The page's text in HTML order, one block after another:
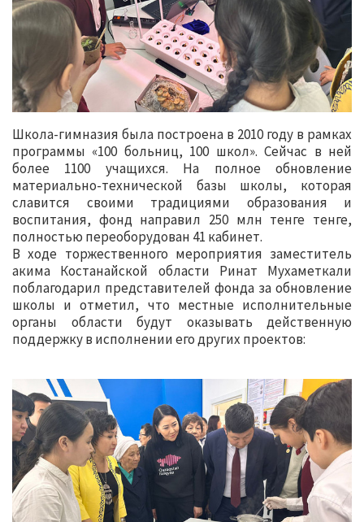
Школа-гимназия была построена в 2010 году в рамках
программы «100 больниц, 100 школ». Сейчас в ней
более 1100 учащихся. На полное обновление
материально-технической базы школы, которая
славится своими традициями образования и
воспитания, фонд направил 250 млн тенге тенге,
полностью переоборудован 41 кабинет.
В ходе торжественного мероприятия заместитель
акима Костанайской области Ринат Мухаметкали
поблагодарил представителей фонда за обновление
школы и отметил, что местные исполнительные
органы области будут оказывать действенную
поддержку в исполнении его других проектов: